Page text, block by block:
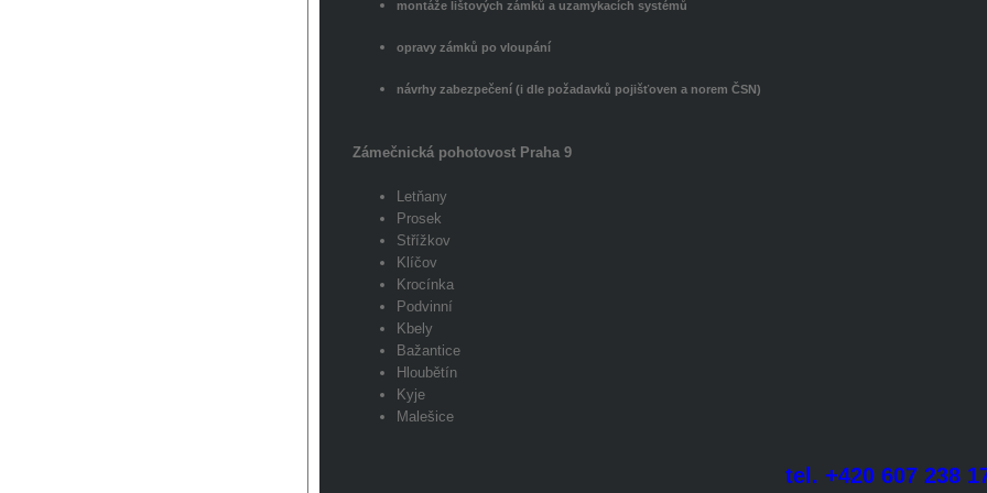
montáže lištových zámků a uzamykacích systémů
opravy zámků po vloupání
návrhy zabezpečení (i dle požadavků pojišťoven a norem ČSN)
Zámečnická pohotovost Praha 9
Letňany
Prosek
Střížkov
Klíčov
Krocínka
Podvinní
Kbely
Bažantice
Hloubětín
Kyje
Malešice
tel. +420 607 238